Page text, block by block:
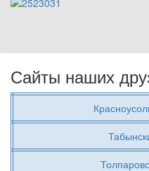
Сайты наших